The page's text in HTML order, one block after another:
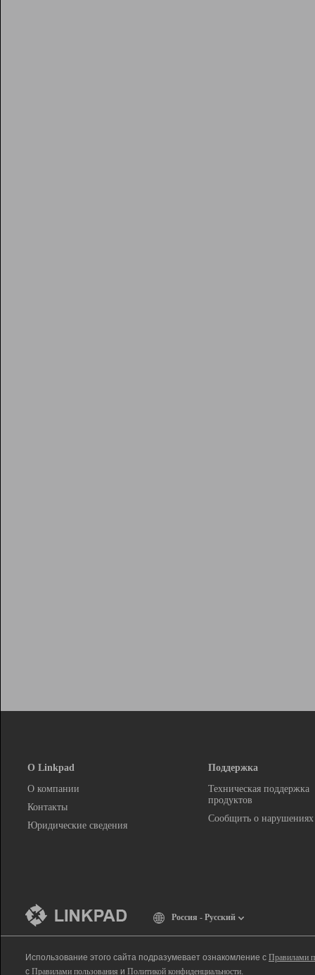
О Linkpad
О компании
Контакты
Юридические сведения
Поддержка
Техническая поддержка
продуктов
Сообщить о нарушениях
Россия - Русский
Использование этого сайта подразумевает ознакомление с Правилами
с Правилами пользования и Политикой конфиденциальности.